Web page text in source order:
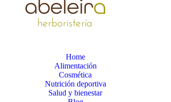
Home
Alimentación
Cosmética
Nutrición deportiva
Salud y bienestar